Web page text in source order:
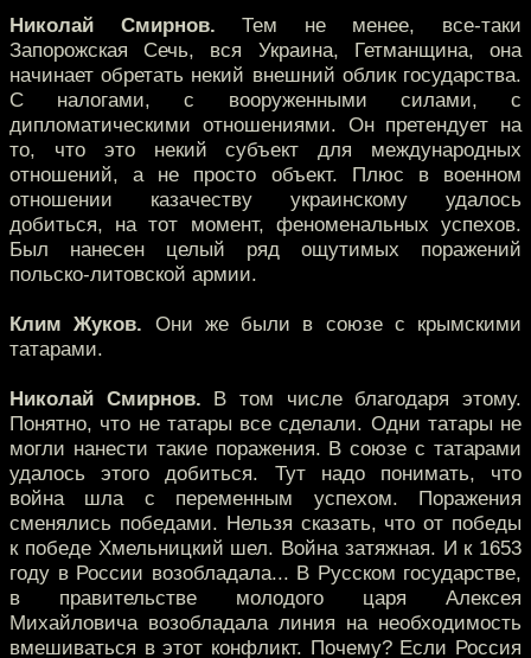
Николай Смирнов. Тем не менее, все-таки
Запорожская Сечь, вся Украина, Гетманщина, она
начинает обретать некий внешний облик государства.
С налогами, с вооруженными силами, с
дипломатическими отношениями. Он претендует на
то, что это некий субъект для международных
отношений, а не просто объект. Плюс в военном
отношении казачеству украинскому удалось
добиться, на тот момент, феноменальных успехов.
Был нанесен целый ряд ощутимых поражений
польско-литовской армии.
Клим Жуков. Они же были в союзе с крымскими
татарами.
Николай Смирнов. В том числе благодаря этому.
Понятно, что не татары все сделали. Одни татары не
могли нанести такие поражения. В союзе с татарами
удалось этого добиться. Тут надо понимать, что
война шла с переменным успехом. Поражения
сменялись победами. Нельзя сказать, что от победы
к победе Хмельницкий шел. Война затяжная. И к 1653
году в России возобладала... В Русском государстве,
в правительстве молодого царя Алексея
Михайловича возобладала линия на необходимость
вмешиваться в этот конфликт. Почему? Если Россия